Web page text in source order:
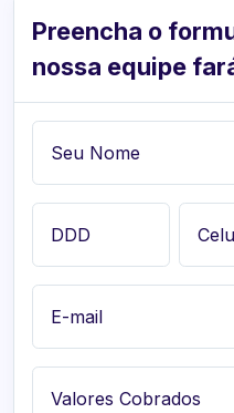
Preencha o
nossa equipe
Seu Nome
DDD
E-mail
Valores Cobrados